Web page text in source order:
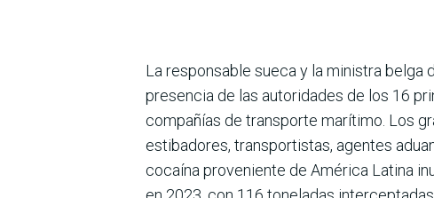
La responsable sueca y la ministra belga
presencia de las autoridades de los 16
compañías de transporte marítimo. Los
estibadores, transportistas, agentes
cocaína proveniente de América Latina